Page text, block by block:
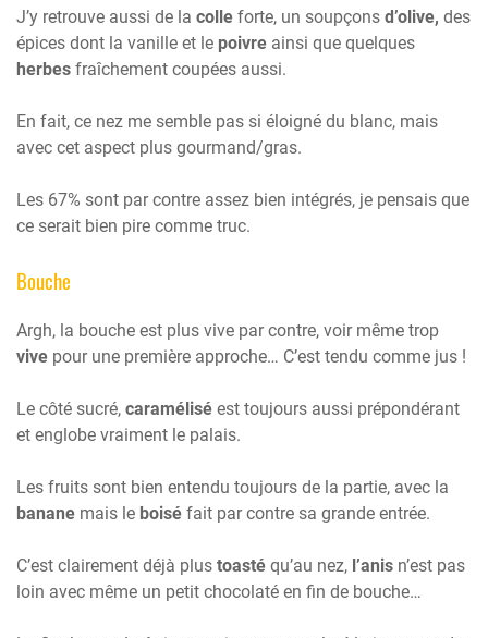
J’y retrouve aussi de la colle forte, un soupçons d’olive, des
épices dont la vanille et le poivre ainsi que quelques
herbes fraîchement coupées aussi.
En fait, ce nez me semble pas si éloigné du blanc, mais
avec cet aspect plus gourmand/gras.
Les 67% sont par contre assez bien intégrés, je pensais que
ce serait bien pire comme truc.
Bouche
Argh, la bouche est plus vive par contre, voir même trop
vive pour une première approche… C’est tendu comme jus !
Le côté sucré, caramélisé est toujours aussi prépondérant
et englobe vraiment le palais.
Les fruits sont bien entendu toujours de la partie, avec la
banane mais le boisé fait par contre sa grande entrée.
C’est clairement déjà plus toasté qu’au nez, l’anis n’est pas
loin avec même un petit chocolaté en fin de bouche…